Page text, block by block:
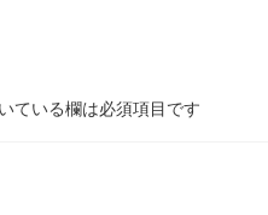
ている欄は必須項目です